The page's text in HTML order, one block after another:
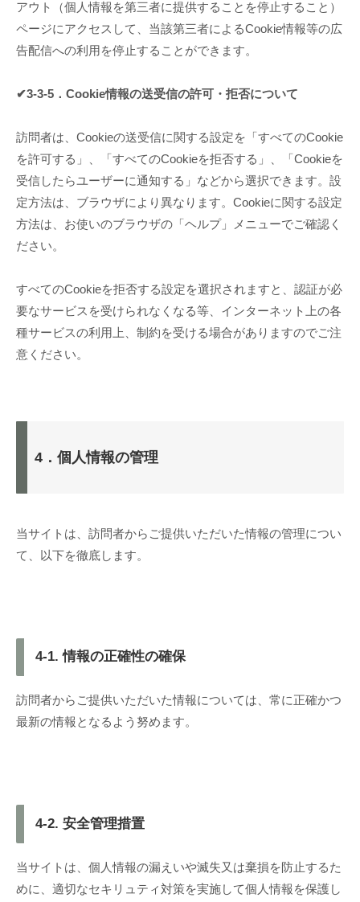
アウト（個人情報を第三者に提供することを停止すること）
ページにアクセスして、当該第三者によるCookie情報等の広
告配信への利用を停止することができます。
✔3-3-5．Cookie情報の送受信の許可・拒否について
訪問者は、Cookieの送受信に関する設定を「すべてのCookie
を許可する」、「すべてのCookieを拒否する」、「Cookieを
受信したらユーザーに通知する」などから選択できます。設
定方法は、ブラウザにより異なります。Cookieに関する設定
方法は、お使いのブラウザの「ヘルプ」メニューでご確認く
ださい。
すべてのCookieを拒否する設定を選択されますと、認証が必
要なサービスを受けられなくなる等、インターネット上の各
種サービスの利用上、制約を受ける場合がありますのでご注
意ください。
4．個人情報の管理
当サイトは、訪問者からご提供いただいた情報の管理につい
て、以下を徹底します。
4-1. 情報の正確性の確保
訪問者からご提供いただいた情報については、常に正確かつ
最新の情報となるよう努めます。
4-2. 安全管理措置
当サイトは、個人情報の漏えいや滅失又は棄損を防止するた
めに、適切なセキリュティ対策を実施して個人情報を保護し